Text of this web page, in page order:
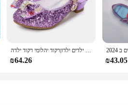
ילוניקוס בנות מסיבת ריקודים נעלי עור פרפר ילדים ילדים ילדים ילדים ילדוןרקוד יהלומי רקוד ילדה
₪64.26 ₪43.05